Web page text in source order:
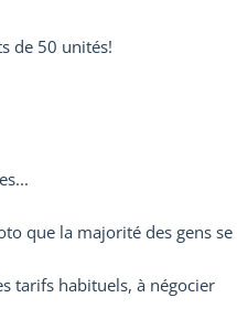
de 50 unités!
que la majorité des gens se
tarifs habituels, à négocier